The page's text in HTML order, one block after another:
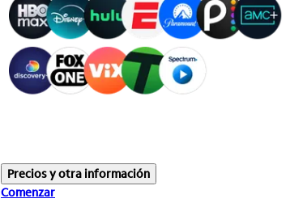
Precios y otra información
Comenzar